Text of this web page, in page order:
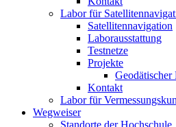
Labor für
Satellitennavigation
Laborausstattung
Testnetze
Projekte
Kontakt
Labor für
Wegweiser
Standorte der Hochschule